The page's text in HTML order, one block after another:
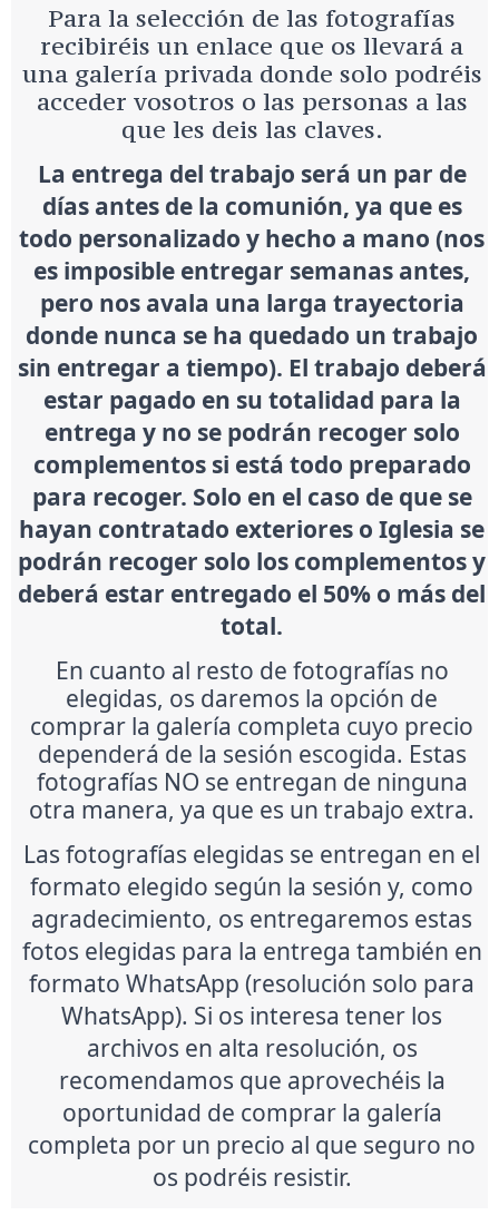
Para la selección de las fotografías
recibiréis un enlace que os llevará a
una galería privada donde solo podréis
acceder vosotros o las personas a las
que les deis las claves.
La entrega del trabajo será un par de
días antes de la comunión, ya que es
todo personalizado y hecho a mano (nos
es imposible entregar semanas antes,
pero nos avala una larga trayectoria
donde nunca se ha quedado un trabajo
sin entregar a tiempo). El trabajo deberá
estar pagado en su totalidad para la
entrega y no se podrán recoger solo
complementos si está todo preparado
para recoger. Solo en el caso de que se
hayan contratado exteriores o Iglesia se
podrán recoger solo los complementos y
deberá estar entregado el 50% o más del
total.
En cuanto al resto de fotografías no
elegidas, os daremos la opción de
comprar la galería completa cuyo precio
dependerá de la sesión escogida. Estas
fotografías NO se entregan de ninguna
otra manera, ya que es un trabajo extra.
Las fotografías elegidas se entregan en el
formato elegido según la sesión y, como
agradecimiento, os entregaremos estas
fotos elegidas para la entrega también en
formato WhatsApp (resolución solo para
WhatsApp). Si os interesa tener los
archivos en alta resolución, os
recomendamos que aprovechéis la
oportunidad de comprar la galería
completa por un precio al que seguro no
os podréis resistir.